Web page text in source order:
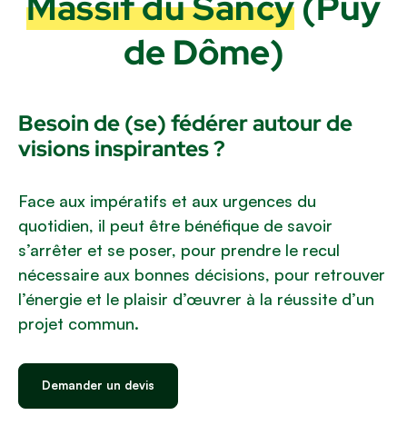
de Dôme)
Besoin de (se) fédérer autour de
visions inspirantes ?
Face aux impératifs et aux urgences du
quotidien, il peut être bénéfique de savoir
s’arrêter et se poser, pour prendre le recul
nécessaire aux bonnes décisions, pour retrouver
l’énergie et le plaisir d’œuvrer à la réussite d’un
projet commun.
Demander un devis